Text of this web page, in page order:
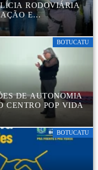
RODOVIÁRIA
E
BOTUCATU
DE AUTONOMIA
CENTRO POP VIDA
BOTUCATU